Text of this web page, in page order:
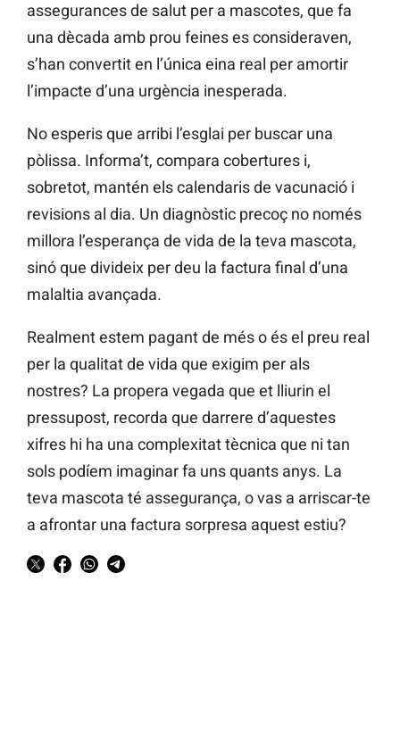
assegurances de salut per a mascotes, que fa
una dècada amb prou feines es consideraven,
s’han convertit en l’única eina real per amortir
l’impacte d’una urgència inesperada.
No esperis que arribi l’esglai per buscar una
pòlissa. Informa’t, compara cobertures i,
sobretot, mantén els calendaris de vacunació i
revisions al dia. Un diagnòstic precoç no només
millora l’esperança de vida de la teva mascota,
sinó que divideix per deu la factura final d’una
malaltia avançada.
Realment estem pagant de més o és el preu real
per la qualitat de vida que exigim per als
nostres? La propera vegada que et lliurin el
pressupost, recorda que darrere d’aquestes
xifres hi ha una complexitat tècnica que ni tan
sols podíem imaginar fa uns quants anys. La
teva mascota té assegurança, o vas a arriscar-te
a afrontar una factura sorpresa aquest estiu?